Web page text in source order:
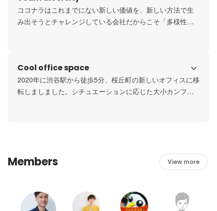
ココナラはこれまでにない新しい価値を、新しい方法で生
み出そうとチャレンジしている会社だからこそ「多様性」
多様性のある組織だからこそ"ビジョン、ミッション、バリ
ュー"を大切にしています。
Cool office space
2020年に渋谷駅から徒歩5分、桜丘町の新しいオフィスに移
転しましました。シチュエーションに応じた大小カンファ
っています。
Members View more